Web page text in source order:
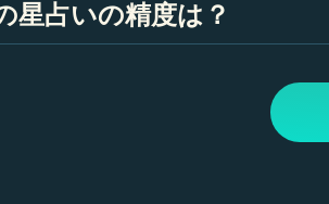
の毎日の星占いのパーセンテージ
とえば、今日の恋愛運が90％の場合
星占いの精度は？
インテリジェントテクノロジーと占